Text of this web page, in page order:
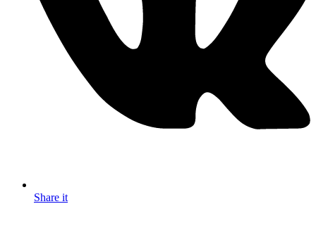
Share it